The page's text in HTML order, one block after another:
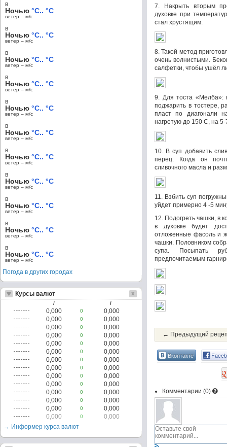
7. Накрыть вторым
духовке при
стал хрустящим.
8. Такой метод
очень волнистыми.
салфетки, чтобы ушёл
9. Для тоста «Мелба»:
поджарить в тостере,
пласт по диагонали
нагретую до 150 С, на 5-
10. В суп добавить
перец. Когда он
сливочного масла и
11. Взбить суп
уйдет примерно 4 -5
12. Подогреть чашки, в
в духовке будет
отложенные фасоль и
чашки. Половником
супа. Посыпать
предпочитаемым
← Предыдущий
Вконтакте
Комментарии (0)
в
Ночью °C.. °C
ветер – м/c
в
Ночью °C.. °C
ветер – м/c
в
Ночью °C.. °C
ветер – м/c
в
Ночью °C.. °C
ветер – м/c
в
Ночью °C.. °C
ветер – м/c
в
Ночью °C.. °C
ветер – м/c
в
Ночью °C.. °C
ветер – м/c
в
Ночью °C.. °C
ветер – м/c
в
Ночью °C.. °C
ветер – м/c
в
Ночью °C.. °C
ветер – м/c
в
Ночью °C.. °C
ветер – м/c
Погода в других городах
Курсы валют
/ /
0,000 0
0,000
0,000
0
0,000
0,000
0
0,000
0,000
0
0,000
0,000
0
0,000
0,000
0
0,000
0,000
0
0,000
0,000
0
0,000
0,000
0
0,000
0,000
0
0,000
0,000
0
0,000
0,000
0
0,000
0,000
0
0,000
0,000
0
0,000
→ Информер курса валют